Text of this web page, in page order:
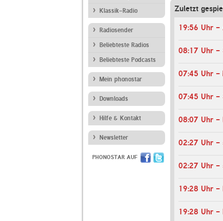
Klassik-Radio
Radiosender
Beliebteste Radios
Beliebteste Podcasts
Mein phonostar
Downloads
Hilfe & Kontakt
Newsletter
PHONOSTAR AUF
Zuletzt
08:17 Uhr -
07:45 Uhr -
19:28 Uhr -
19:28 Uhr -